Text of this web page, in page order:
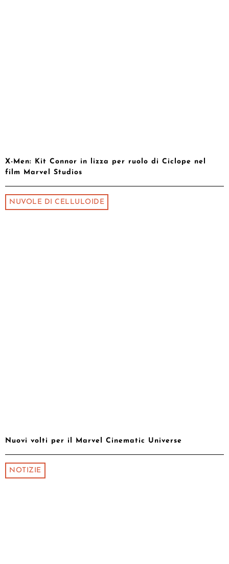
X-Men: Kit Connor in lizza per ruolo di Ciclope nel
film Marvel Studios
NUVOLE DI CELLULOIDE
Nuovi volti per il Marvel Cinematic Universe
NOTIZIE